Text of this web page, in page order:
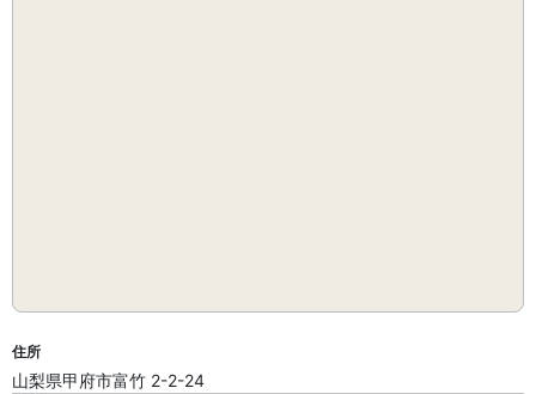
住所
山梨県甲府市富竹 2-2-24